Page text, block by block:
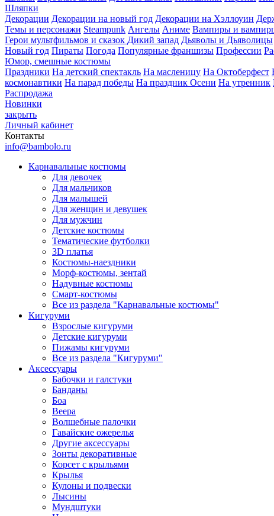
Шляпки
Декорации Декорации на новый год Декорации на Хэллоуин
Темы и персонажи Steampunk Ангелы Аниме Вампиры и
Герои мультфильмов и сказок Дикий запад Дьяволы и Дьяволицы
Новый год Пираты Погода Популярные франшизы Профессии
Юмор, смешные костюмы
Праздники На детский спектакль На масленицу На Октоберфест
космонавтики На парад победы На праздник Осени На утренник
Распродажа
Новинки
закрыть
Личный кабинет
Контакты
info@bambolo.ru
Карнавальные костюмы
Для девочек
Для мальчиков
Для малышей
Для женщин и девушек
Для мужчин
Детские костюмы
Тематические футболки
3D платья
Костюмы-наездники
Морф-костюмы, зентай
Надувные костюмы
Смарт-костюмы
Все из раздела "Карнавальные костюмы"
Кигуруми
Взрослые кигуруми
Детские кигуруми
Пижамы кигуруми
Все из раздела "Кигуруми"
Аксессуары
Бабочки и галстуки
Банданы
Боа
Веера
Волшебные палочки
Гавайские ожерелья
Другие аксессуары
Зонты декоративные
Корсет с крыльями
Крылья
Кулоны и подвески
Лысины
Мундштуки